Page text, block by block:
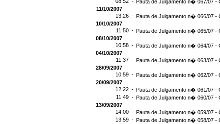
Pauta de Julgamento n� 067/07 -
11/10/2007
13:26 - Pauta de Julgamento n� 066/07 -
10/10/2007
11:50 - Pauta de Julgamento n� 065/07 -
08/10/2007
10:58 - Pauta de Julgamento n� 064/07 -
04/10/2007
11:37 - Pauta de Julgamento n� 063/07 -
28/09/2007
10:59 - Pauta de Julgamento n� 062/07 -
20/09/2007
12:22 - Pauta de Julgamento n� 061/07 -
11:49 - Pauta de Julgamento n� 060/07 -
13/09/2007
14:00 - Pauta de Julgamento n� 059/07 -
13:59 - Pauta de Julgamento n� 058/07 -